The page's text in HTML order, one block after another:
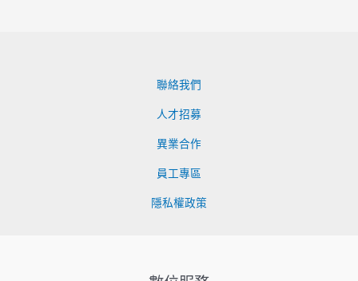
聯絡我們
人才招募
異業合作
員工專區
隱私權政策